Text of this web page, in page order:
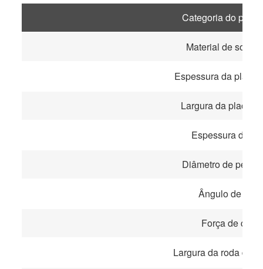
Categoria do
Material de
Espessura da placa
Largura da placa
Espessura da
Diâmetro de
Ângulo de
Força de corte
Largura da roda do